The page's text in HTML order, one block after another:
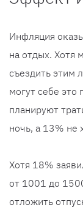
Инфляция
на отдых. Хотя
съездить этим
могут себе это
планируют
ночь, а 13% не
Хотя 18%
от 1001 до
отложить